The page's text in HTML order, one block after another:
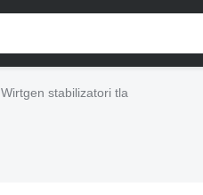
Wirtgen stabilizatori tla